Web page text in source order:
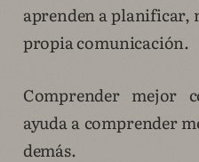
aprenden a planificar,
propia comunicación.
Comprender mejor
ayuda a comprender
demás.